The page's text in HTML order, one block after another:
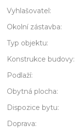
Vyhlašovatel:
Okolní zástavba:
Typ objektu:
Konstrukce budovy:
Podlaží:
Obytná plocha:
Dispozice bytu:
Doprava: